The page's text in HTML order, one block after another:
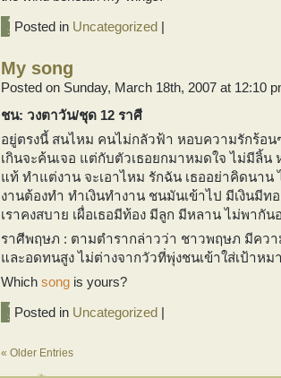
Posted in Uncategorized |
My song
Posted on Sunday, March 18th, 2007 at 12:10
ชน: วงตาวัน/ชุด 12 ราศี
อยู่ตรงนี้ สนไหม คนไม่กลัวฟ้า หอบความรักร้อน
เกินจะค้นเจอ แต่กับตัวเธอยกมาหมดใจ ไม่มีลิ้น
แท้ ทำแต่งาน จะเอาไหม รักฉัน เธออย่าคิดนาน
งานต้องทำ ทำเงินทำงาน ชนมันเข้าไป มีเงินมีท
เราคงสบาย เผื่อเธอมีท้อง มีลูก มีหลาน ไม่พากัน
ราศีพฤษภ : ตามตำรากล่าวว่า ชาวพฤษภ มีควา
และอดทนสูง ไม่ต่างจากวัวที่พุ่งชนเข้าใส่เป้าหม
Which song is yours?
Posted in Uncategorized |
« Older Entries